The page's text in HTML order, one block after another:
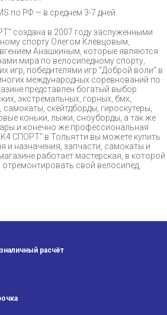
по РФ — в среднем 3-7 дней.
создана в 2007 году заслуженными
спорту Олегом Клевцовым,
Анашкиным, которые являются
мира по велосипедному спорту,
игр, победителями игр "Доброй воли" в
международных соревнований по
представлен богатый выбор
экстремальных, горных, бмх,
скейтдборды, гироскутеры,
коньки, лыжи, сноуборды, а так же
и конечно же профессиональная
СПОРТ" в Тольятти вы можете купить
и назначения, запчасти, самокаты и
работает мастерская, в которой
свой велосипед,
расчёт